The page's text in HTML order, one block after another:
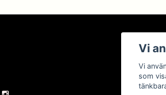
Vi
Vi
som